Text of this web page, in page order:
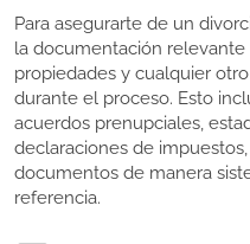
Para asegurarte de un
la documentación relevante
propiedades y cualquier
durante el proceso. Esto
acuerdos prenupciales,
declaraciones de
documentos de manera
referencia.